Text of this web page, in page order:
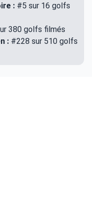
: #5 sur 16 golfs
380 golfs filmés
: #228 sur 510 golfs